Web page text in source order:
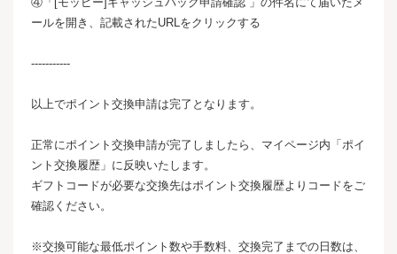
ールを開き、記載されたURLをクリックする
-----------
以上でポイント交換申請は完了となります。
正常にポイント交換申請が完了しましたら、マイページ内「ポイ
ント交換履歴」に反映いたします。
ギフトコードが必要な交換先はポイント交換履歴よりコードをご
確認ください。
※交換可能な最低ポイント数や手数料、交換完了までの日数は、